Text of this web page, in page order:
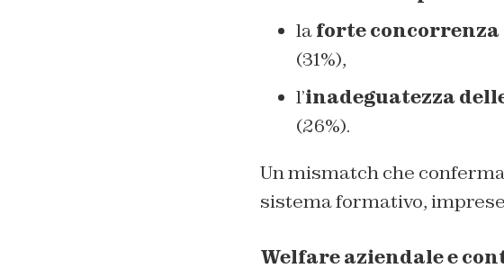
laforte
(31%),
l’inadeguatezza
(26%).
Un mismatch che
sistema formativo,
Welfare aziendale e